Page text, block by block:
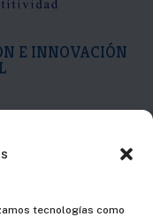
tecnologías como
E INNOVACIÓN